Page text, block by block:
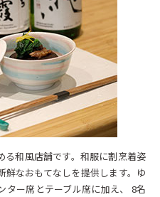
和風店舗です。和服に割烹着姿
なおもてなしを提供します。ゆ
ター席とテーブル席に加え、 8名